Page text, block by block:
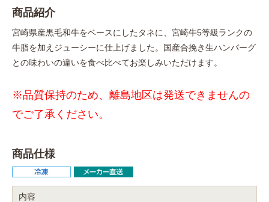
商品紹介
宮崎県産黒毛和牛をベースにしたタネに、宮崎牛5等級ランクの
牛脂を加えジューシーに仕上げました。国産合挽き生ハンバーグ
との味わいの違いを食べ比べてお楽しみいただけます。
※品質保持のため、離島地区は発送できませんの
でご了承ください。
商品仕様
内容